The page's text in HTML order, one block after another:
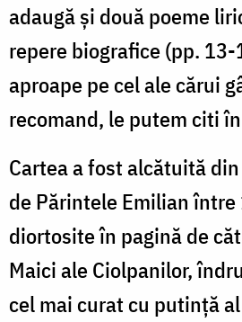
adaugă și două poeme
repere biografice (pp.
aproape pe cel ale cărui
recomand, le putem citi
Cartea a fost alcătuită
de Părintele Emilian
diortosite în pagină de
Maici ale Ciolpanilor,
cel mai curat cu putință